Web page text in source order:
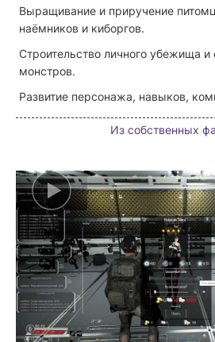
Выращивание и приручение
наёмников и киборгов.
Строительство личного убежища и
монстров.
Развитие персонажа, навыков,
Из собственных